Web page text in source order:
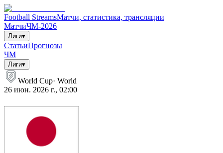
Football StreamsМатчи, статистика, трансляции
МатчиЧМ-2026
Лиги▾
СтатьиПрогнозы
ЧМ
Лиги▾
World Cup· World
26 июн. 2026 г., 02:00